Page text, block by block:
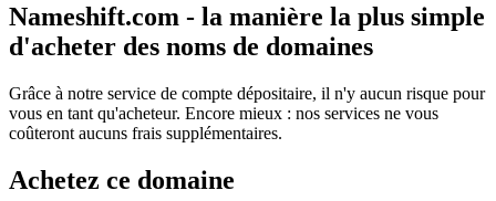
Nameshift.com - la manière la plus simple
d'acheter des noms de domaines
Grâce à notre service de compte dépositaire, il n'y aucun risque pour
vous en tant qu'acheteur. Encore mieux : nos services ne vous
coûteront aucuns frais supplémentaires.
Achetez ce domaine